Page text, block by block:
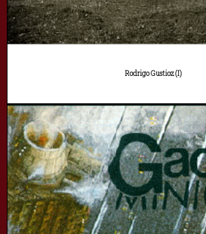
Rodrigo Gustioz (I)